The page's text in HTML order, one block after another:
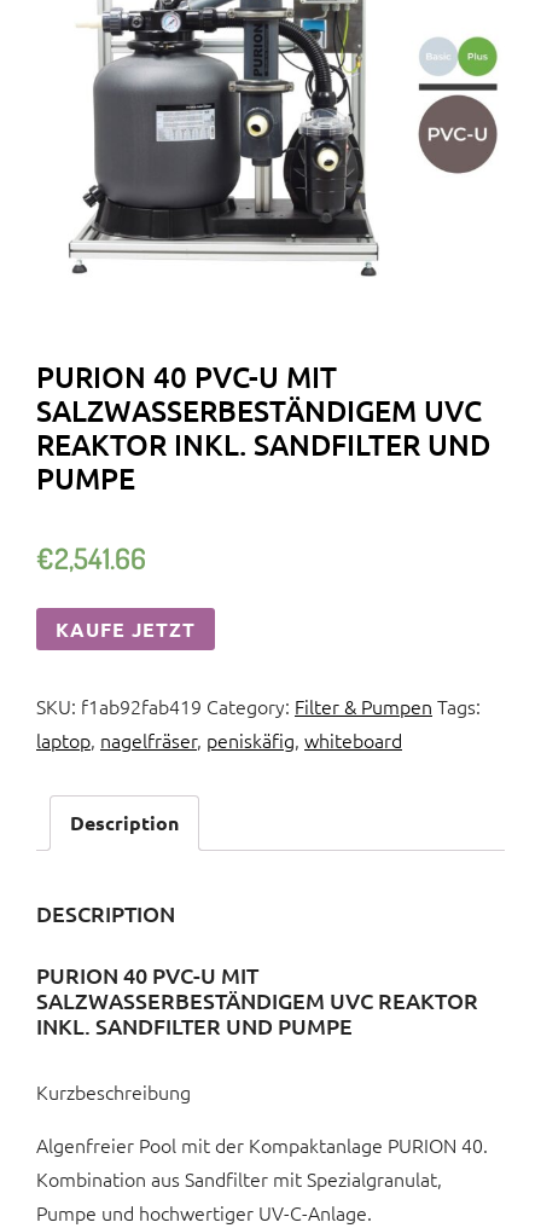
PURION 40 PVC-U MIT
SALZWASSERBESTÄNDIGEM UVC
REAKTOR INKL. SANDFILTER UND
PUMPE
€2,541.66
KAUFE JETZT
SKU: f1ab92fab419 Category: Filter & Pumpen Tags:
laptop, nagelfräser, peniskäfig, whiteboard
Description
DESCRIPTION
PURION 40 PVC-U MIT
SALZWASSERBESTÄNDIGEM UVC REAKTOR
INKL. SANDFILTER UND PUMPE
Kurzbeschreibung
Algenfreier Pool mit der Kompaktanlage PURION 40.
Kombination aus Sandfilter mit Spezialgranulat,
Pumpe und hochwertiger UV-C-Anlage.